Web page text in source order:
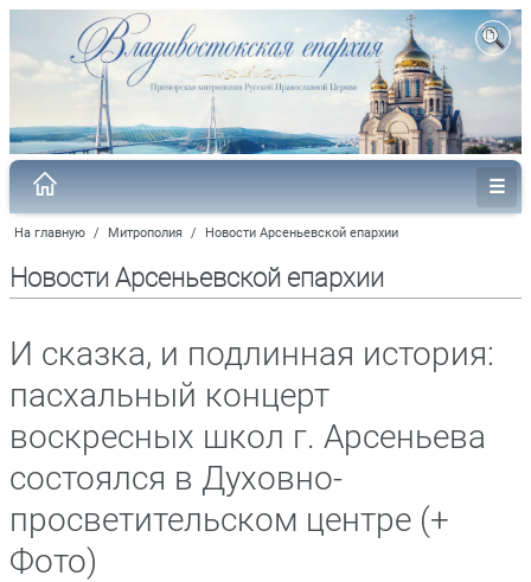
На главную / Митрополия / Новости Арсеньевской епархии
Новости Арсеньевской епархии
И сказка, и подлинная история:
пасхальный концерт
воскресных школ г. Арсеньева
состоялся в Духовно-
просветительском центре (+
Фото)